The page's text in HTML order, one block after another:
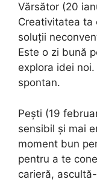
Vărsător (20
Creativitatea ta
soluții
Este o zi bună
explora idei
spontan.
Pești (19
sensibil și mai
moment bun
pentru a te
carieră,